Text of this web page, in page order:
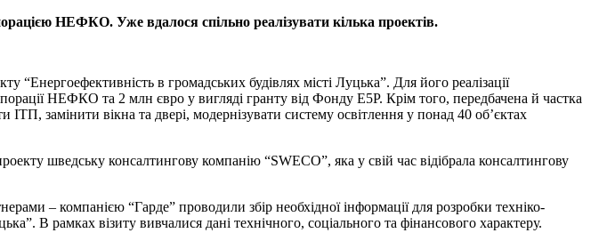
НЕФКО. Уже вдалося спільно реалізувати кілька проектів.
в громадських будівлях місті Луцька”. Для його реалізації
НЕФКО та 2 млн євро у вигляді гранту від Фонду E5P. Крім того, передбачена й частка
замінити вікна та двері, модернізувати систему освітлення у понад 40 об’єктах
шведську консалтингову компанію “SWECO”, яка у свій час відібрала консалтингову
– компанією “Гарде” проводили збір необхідної інформації для розробки техніко-
В рамках візиту вивчалися дані технічного, соціального та фінансового характеру.